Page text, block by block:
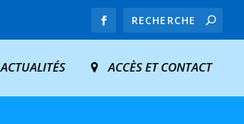
ACTUALITÉS ACCÈS ET CONTACT